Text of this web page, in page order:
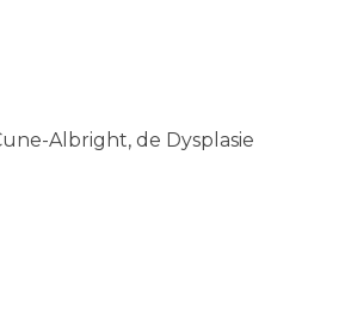
Albright, de Dysplasie